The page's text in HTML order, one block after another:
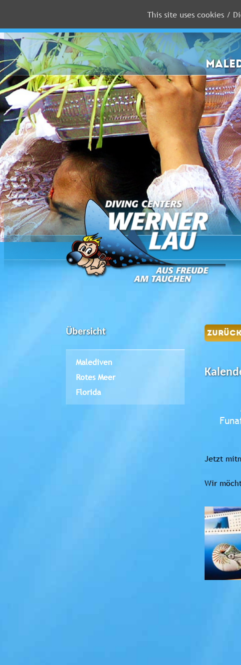
MALEDIVEN
ROTES
MEER
FLORIDA
Newsletter
ZURÜCK
Jetzt
Wir
Übersicht
Malediven
Rotes Meer
Florida
This site uses cookies /